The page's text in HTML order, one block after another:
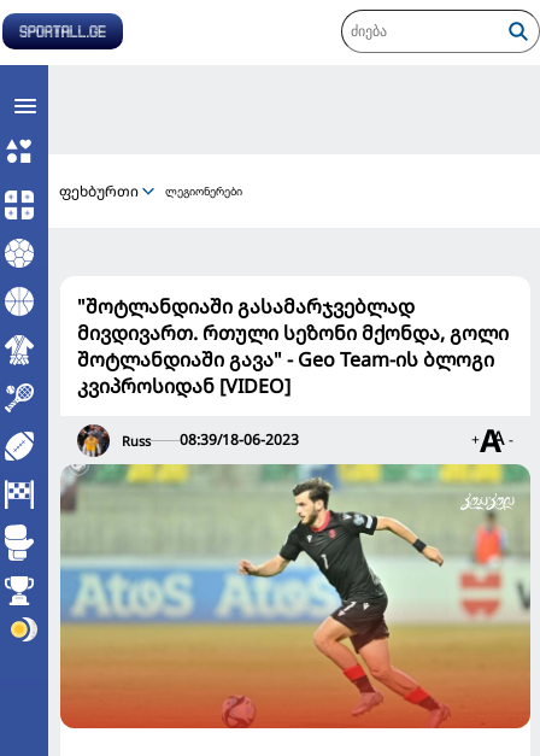
ფეხბურთი ლეგიონერები
"შოტლანდიაში გასამარჯვებლად
მივდივართ. რთული სეზონი მქონდა, გოლი
შოტლანდიაში გავა" - Geo Team-ის ბლოგი
კვიპროსიდან [VIDEO]
Russ 08:39/18-06-2023 + -